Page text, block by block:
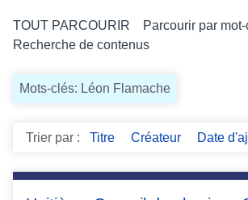
TOUT PARCOURIR
Parcourir par
Recherche de contenus
Mots-clés: Léon Flamache
Trier par : Titre Créateur Date